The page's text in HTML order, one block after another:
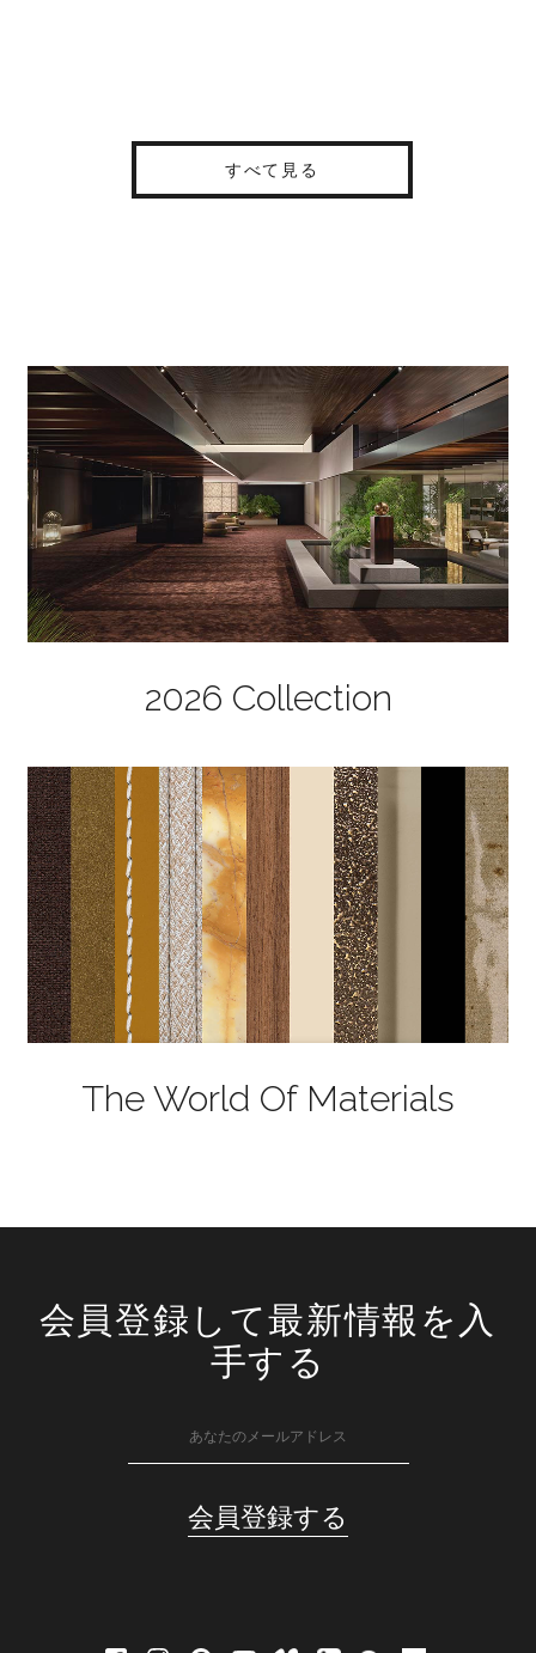
すべて見る
2026 Collection
The World Of Materials
会員登録して最新情報を入
手する